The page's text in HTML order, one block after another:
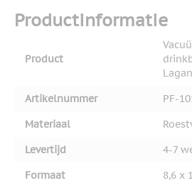
Productinformatie
Product
Lagan
Artikelnummer
PF-
Materiaal
Levertijd
4-7
Formaat
8,6 x